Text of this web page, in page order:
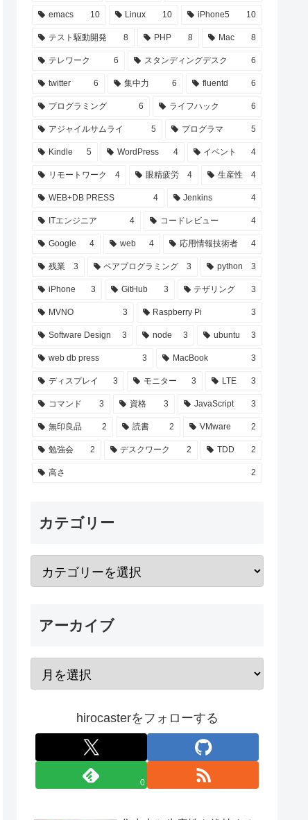
emacs 10 Linux 10 iPhone5 10
テスト駆動開発 8 PHP 8 Mac 8
テレワーク 6 スタンディングデスク 6
twitter 6 集中力 6 fluentd 6
プログラミング 6 ライフハック 6
アジャイルサムライ 5 プログラマ 5
Kindle 5 WordPress 4 イベント 4
リモートワーク 4 眼精疲労 4 生産性 4
WEB+DB PRESS 4 Jenkins 4
ITエンジニア 4 コードレビュー 4
Google 4 web 4 応用情報技術者 4
残業 3 ペアプログラミング 3 python 3
iPhone 3 GitHub 3 テザリング 3
MVNO 3 Raspberry Pi 3
Software Design 3 node 3 ubuntu 3
web db press 3 MacBook 3
ディスプレイ 3 モニター 3 LTE 3
コマンド 3 資格 3 JavaScript 3
無印良品 2 読書 2 VMware 2
勉強会 2 デスクワーク 2 TDD 2
高さ 2
カテゴリー
アーカイブ
hirocasterをフォローする
0